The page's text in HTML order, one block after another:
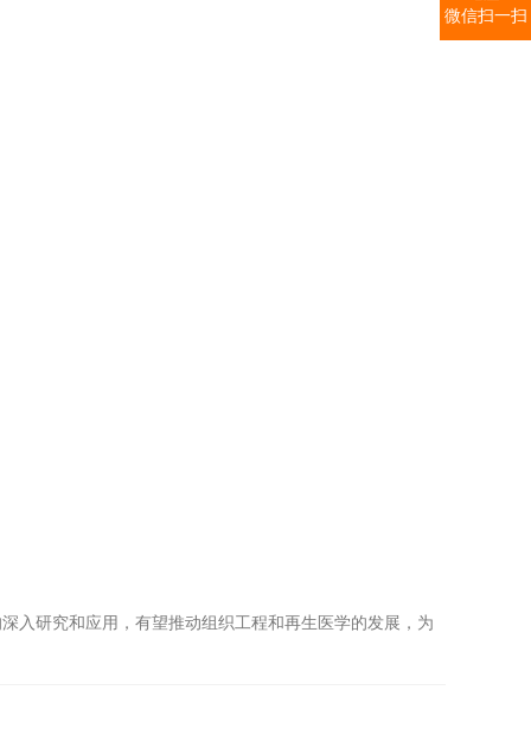
研究和应用，有望推动组织工程和再生医学的发展，为
微信扫一扫